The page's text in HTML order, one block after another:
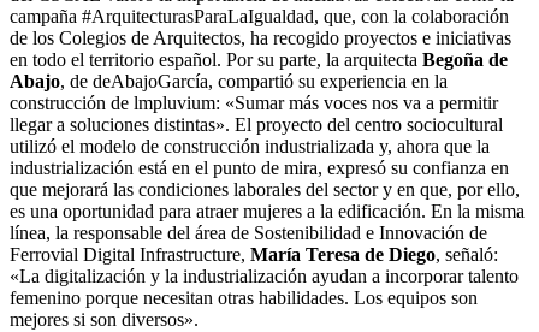
campaña #ArquitecturasParaLaIgualdad, que, con la colaboración
de los Colegios de Arquitectos, ha recogido proyectos e iniciativas
en todo el territorio español. Por su parte, la arquitecta Begoña de
Abajo, de deAbajoGarcía, compartió su experiencia en la
construcción de lmpluvium: «Sumar más voces nos va a permitir
llegar a soluciones distintas». El proyecto del centro sociocultural
utilizó el modelo de construcción industrializada y, ahora que la
industrialización está en el punto de mira, expresó su confianza en
que mejorará las condiciones laborales del sector y en que, por ello,
es una oportunidad para atraer mujeres a la edificación. En la misma
línea, la responsable del área de Sostenibilidad e Innovación de
Ferrovial Digital Infrastructure, María Teresa de Diego, señaló:
«La digitalización y la industrialización ayudan a incorporar talento
femenino porque necesitan otras habilidades. Los equipos son
mejores si son diversos».